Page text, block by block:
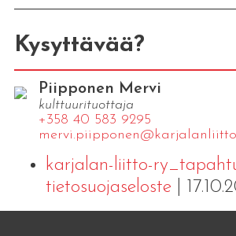
Kysyttävää?
Piipponen Mervi
kulttuurituottaja
+358 40 583 9295
karjalan-liitto-
tietosuojaseloste|